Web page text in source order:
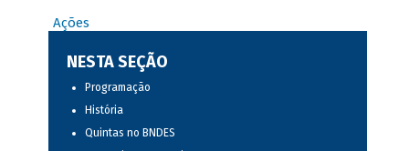
Ações
NESTA SEÇÃO
Programação
História
Quintas no BNDES